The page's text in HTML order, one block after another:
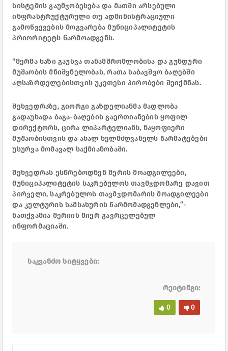
სისტემის გაუმჯობესება და მათში არსებული
ინფრასტრუქტურული თუ ადმინისტრაციული
გამოწვევების მოგვარება მუნიციპალიტეტის
პრიორიტეტს წარმოადგენს.
“მერმა ხაზი გაუსვა თანამშრომლობისა და გუნდური
მუშაობის მნიშვნელობას, რათა საბავშვო ბაღებში
აღსაზრდელებისთვის უკეთესი პირობები შეიქმნას.
შეხვედრაზე, გიორგი გაზდელიანმა მადლობა
გადაუხადა ბაგა-ბაღების გაერთიანების ყოფილ
დირექტორს, ცირა ლიპარტელიანს, ნაყოფიერი
მუშაობისთვის და ახალ ხელმძღვანელს წარმატებები
უსურვა მომავალ საქმიანობაში.
შეხვედრას ესწრებოდნენ მერის მოადგილეები,
მუნიციპალიტეტის საკრებულოს თავმჯდომარე დავით
პირველი, საკრებულოს თავმჯდომარის მოადგილეები
და კულტურის სამსახურის წარმომადგენლები,”-
ნათქვამია მერიის მიერ გავრცელებულ
ინფორმაციაში.
საკვანძო სიტყვები:
რეიტინგი:
0 0